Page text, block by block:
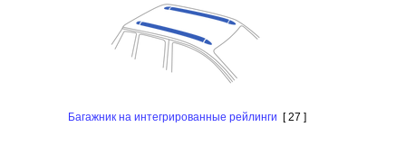
Багажник на интегрированные рейлинги [ 27 ]